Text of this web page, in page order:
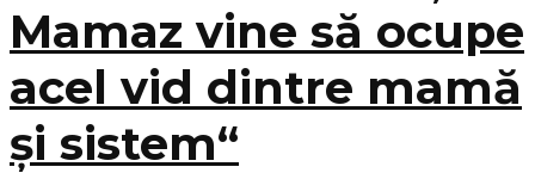
Mamaz vine să ocupe
acel vid dintre mamă
și sistem“